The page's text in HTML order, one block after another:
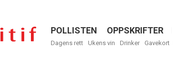
Menu
POLLISTEN OPPSKRIFTER
Dagens rett Ukens vin Drinker Gavekort